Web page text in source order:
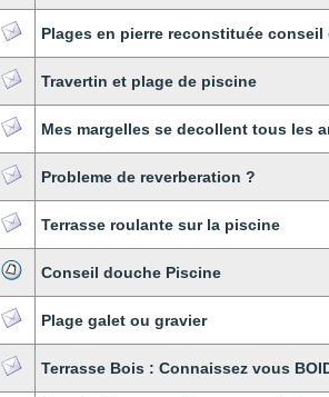
Plages en pierre reconstituée conseil
Travertin et plage de piscine
Mes margelles se decollent tous les
Probleme de reverberation ?
Terrasse roulante sur la piscine
Conseil douche Piscine
Plage galet ou gravier
Terrasse Bois : Connaissez vous